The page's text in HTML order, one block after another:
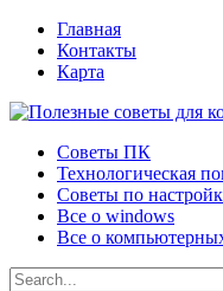
Главная
Контакты
Карта
Советы ПК
Технологическая
Советы по
Все о windows
Все о